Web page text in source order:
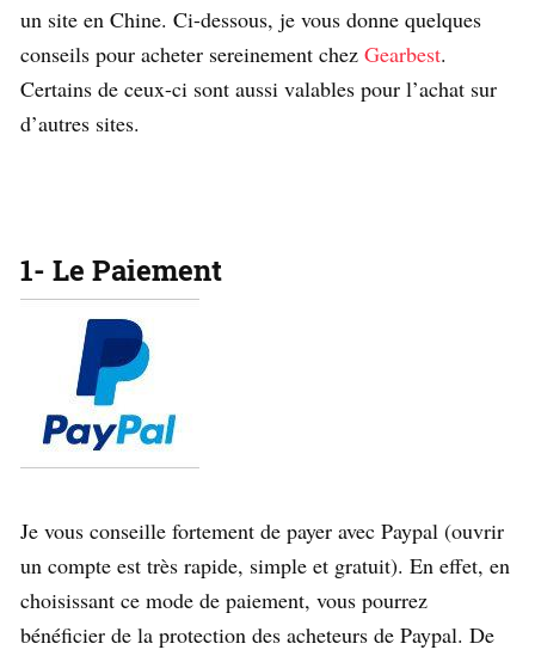
un site en Chine. Ci-dessous, je vous donne quelques
conseils pour acheter sereinement chez Gearbest.
Certains de ceux-ci sont aussi valables pour l’achat sur
d’autres sites.
1- Le Paiement
Je vous conseille fortement de payer avec Paypal (ouvrir
un compte est très rapide, simple et gratuit). En effet, en
choisissant ce mode de paiement, vous pourrez
bénéficier de la protection des acheteurs de Paypal. De